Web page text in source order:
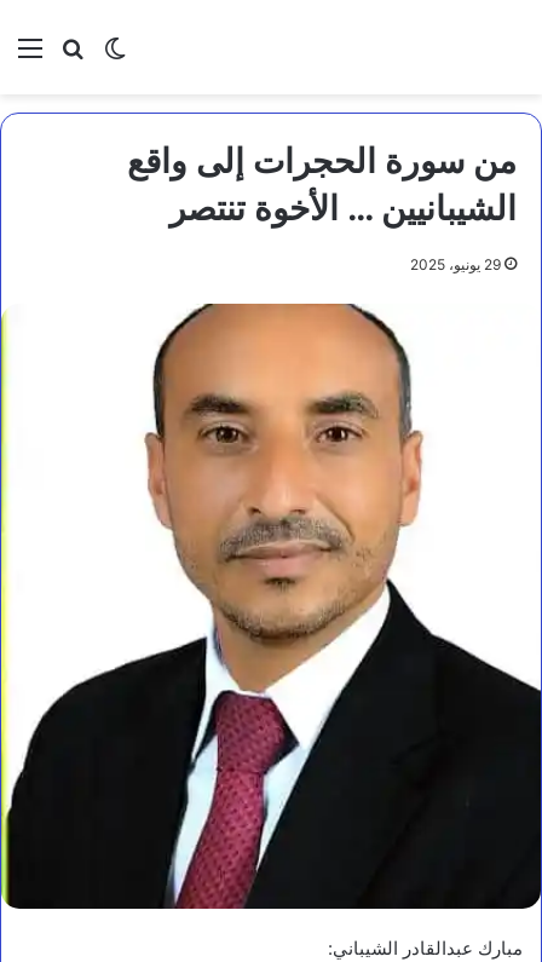
بحثالوضع
من سورة الحجرات إلى واقع
الشيبانيين … الأخوة تنتصر
29 يونيو، 2025
مبارك عبدالقادر الشيباني: